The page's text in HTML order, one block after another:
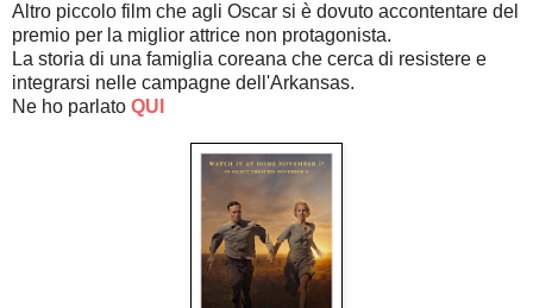
Altro piccolo film che agli Oscar si è dovuto accontentare del
premio per la miglior attrice non protagonista.
La storia di una famiglia coreana che cerca di resistere e
integrarsi nelle campagne dell'Arkansas.
Ne ho parlato QUI